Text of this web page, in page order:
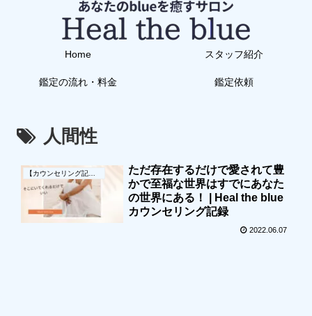
Home スタッフ紹介
鑑定の流れ・料金 鑑定依頼
人間性
ただ存在するだけで愛されて豊
かで至福な世界はすでにあなた
の世界にある！ | Heal the blue
カウンセリング記録
2022.06.07